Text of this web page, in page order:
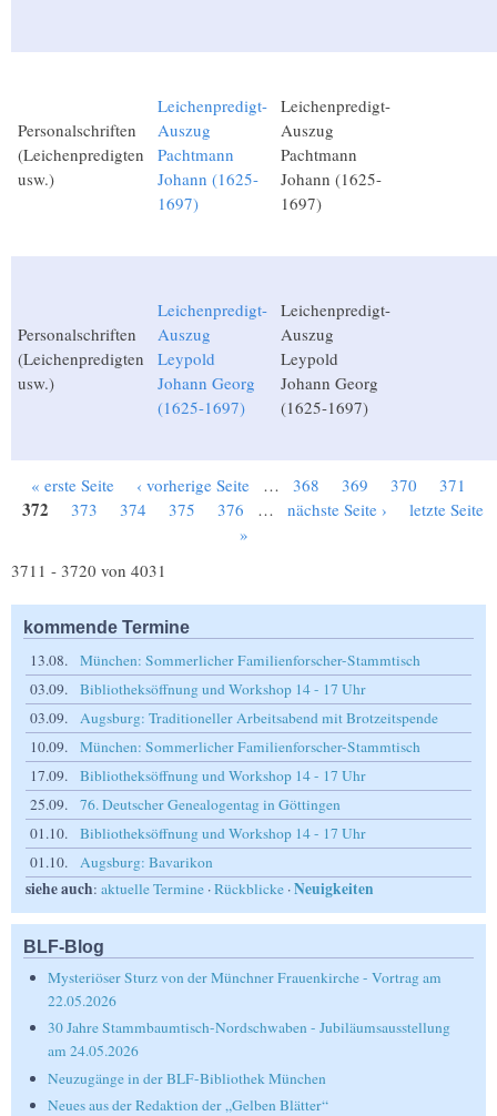
Personalschriften
(Leichenpredigten
usw.)
Leichenpredigt-
Auszug
Pachtmann
Johann (1625-
1697)
Leichenpredigt-
Auszug
Pachtmann
Johann (1625-
1697)
Personalschriften
(Leichenpredigten
usw.)
Leichenpredigt-
Auszug
Leypold
Johann Georg
(1625-1697)
Leichenpredigt-
Auszug
Leypold
Johann Georg
(1625-1697)
Seiten
« erste Seite ‹ vorherige Seite … 368 369 370 371
372 373 374 375 376 … nächste Seite ›
letzte Seite
»
3711 - 3720 von 4031
kommende Termine
13.08.
München: Sommerlicher Familienforscher-Stammtisch
03.09.
Bibliotheksöffnung und Workshop 14 - 17 Uhr
03.09.
Augsburg: Traditioneller Arbeitsabend mit Brotzeitspende
10.09.
München: Sommerlicher Familienforscher-Stammtisch
17.09.
Bibliotheksöffnung und Workshop 14 - 17 Uhr
25.09.
76. Deutscher Genealogentag in Göttingen
01.10.
Bibliotheksöffnung und Workshop 14 - 17 Uhr
01.10.
Augsburg: Bavarikon
siehe auch: aktuelle Termine ·Rückblicke ·Neuigkeiten
BLF-Blog
Mysteriöser Sturz von der Münchner Frauenkirche - Vortrag am
22.05.2026
30 Jahre Stammbaumtisch-Nordschwaben - Jubiläumsausstellung
am 24.05.2026
Neuzugänge in der BLF-Bibliothek München
Neues aus der Redaktion der „Gelben Blätter“